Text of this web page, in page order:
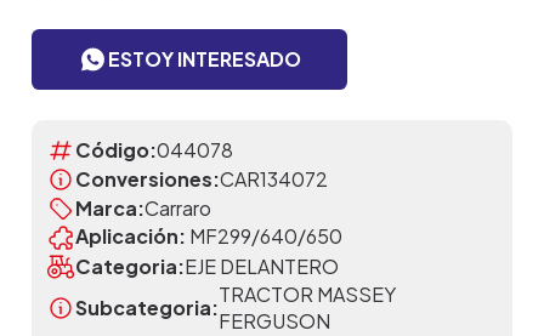
ESTOY INTERESADO
Código:044078
Conversiones:CAR134072
Marca:Carraro
Aplicación: MF299/640/650
Categoria:EJE DELANTERO
Subcategoria:
TRACTOR MASSEY
FERGUSON